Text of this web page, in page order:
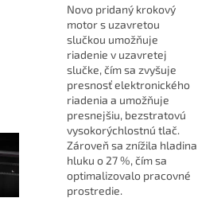
Novo pridaný krokový
motor s uzavretou
slučkou umožňuje
riadenie v uzavretej
slučke, čím sa zvyšuje
presnosť elektronického
riadenia a umožňuje
presnejšiu, bezstratovú
vysokorýchlostnú tlač.
Zároveň sa znížila hladina
hluku o 27 %, čím sa
optimalizovalo pracovné
prostredie.